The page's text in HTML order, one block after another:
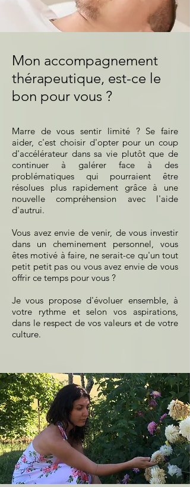
Mon accompagnement
thérapeutique, est-ce le
bon pour vous ?
Marre de vous sentir limité ? Se faire
aider, c'est choisir d'opter pour un coup
d'accélérateur dans sa vie plutôt que de
continuer à galérer face à des
problématiques qui pourraient être
résolues plus rapidement grâce à une
nouvelle compréhension avec l'aide
d'autrui.
Vous avez envie de venir, de vous investir
dans un cheminement personnel, vous
êtes motivé à faire, ne serait-ce qu'un tout
petit petit pas ou vous avez envie de vous
offrir ce temps pour vous ?
Je vous propose d'évoluer ensemble, à
votre rythme et selon vos aspirations,
dans le respect de vos valeurs et de votre
culture.